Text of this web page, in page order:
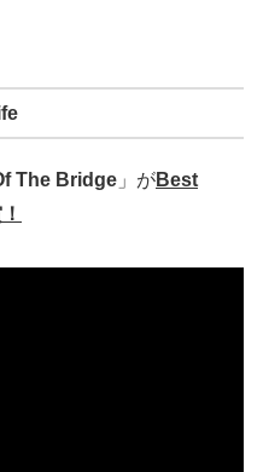
The Bridge 」がBest